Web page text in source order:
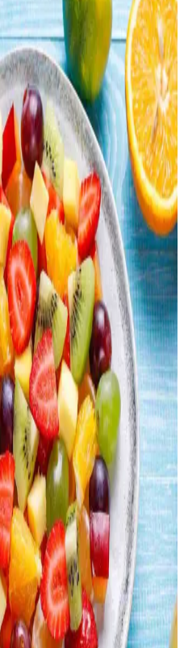
ve besleyici öğünler sunar.
dengesi ve çevre dostu
Zaman Tasarrufu ve
ve hijyen sunarak kedi
Cihaz seçimi ve bakımına dikkat
sağlık açısından önemlidir.
Öğünlerle
Azaltma Yöntemleri
azaltmak için çocuk dostu, pratik
Sandviçler, pizza
ekonomik ve sağlıklı
Pişirme Yöntemleri ve
ve dolma gibi çeşitli yöntemlerle
tüketimiyle besleyici ve lezzetli
Porsiyon Dengesi
için porsiyon kontrolü, sebze
kaçınmak önemlidir.
protein çeşitliliğine dikkat
Basit Malzemelerle
risotto, ekonomik zorluklar
bir alternatif sunar. Tarif, sabır
için çeşitli öneriler içerir.